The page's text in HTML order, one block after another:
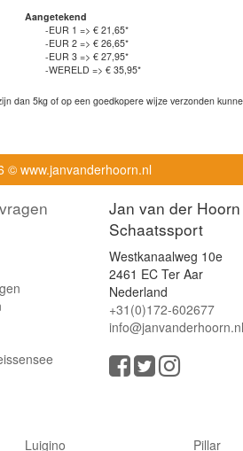
Aangetekend
-EUR 1 => € 21,65*
-EUR 2 => € 26,65*
-EUR 3 => € 27,95*
-WERELD => € 35,95*
dan 5kg of op een goedkopere wijze verzonden
© www.janvanderhoorn.nl
Jan van der Hoorn
Schaatssport
Westkanaalweg 10e
2461 EC Ter Aar
Nederland
+31(0)172-602677
info@janvanderhoorn.nl
Luigino Pillar